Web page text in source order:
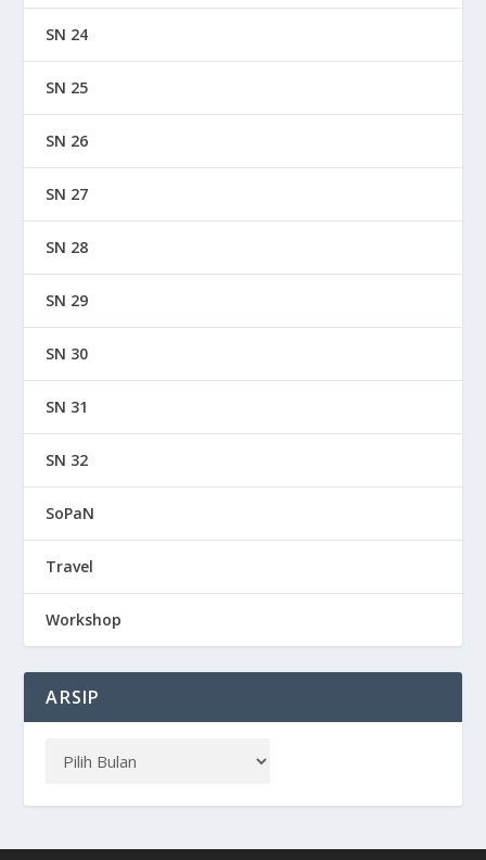
SN 24
SN 25
SN 26
SN 27
SN 28
SN 29
SN 30
SN 31
SN 32
SoPaN
Travel
Workshop
ARSIP